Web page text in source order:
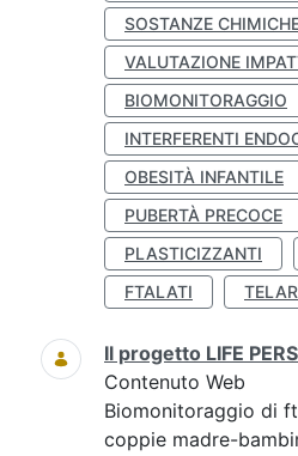
SOSTANZE
VALUTAZIONE
BIOMONITORAGGIO
INTERFERENTI
OBESITÀ INFANTILE
PUBERTÀ PRECOCE
PLASTICIZZANTI
FTALATI
Il progetto LIFE
Contenuto Web
Biomonitoraggio di
coppie madre-